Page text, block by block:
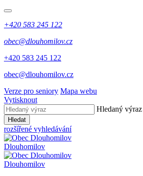
+420 583 245 122
obec@dlouhomilov.cz
+420 583 245 122
obec@dlouhomilov.cz
Verze pro seniory Mapa webu
Vytisknout
Hledaný výraz
Hledat
rozšířené vyhledávání
Dlouhomilov
Dlouhomilov